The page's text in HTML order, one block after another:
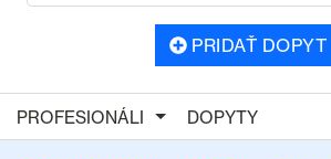
PRIDAŤ DOPYT
PROFESIONÁLI DOPYTY